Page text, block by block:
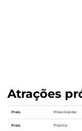
Atrações
Praia Praia Grande
Praia Prainha